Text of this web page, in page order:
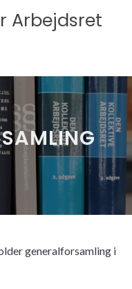
generalforsamling i